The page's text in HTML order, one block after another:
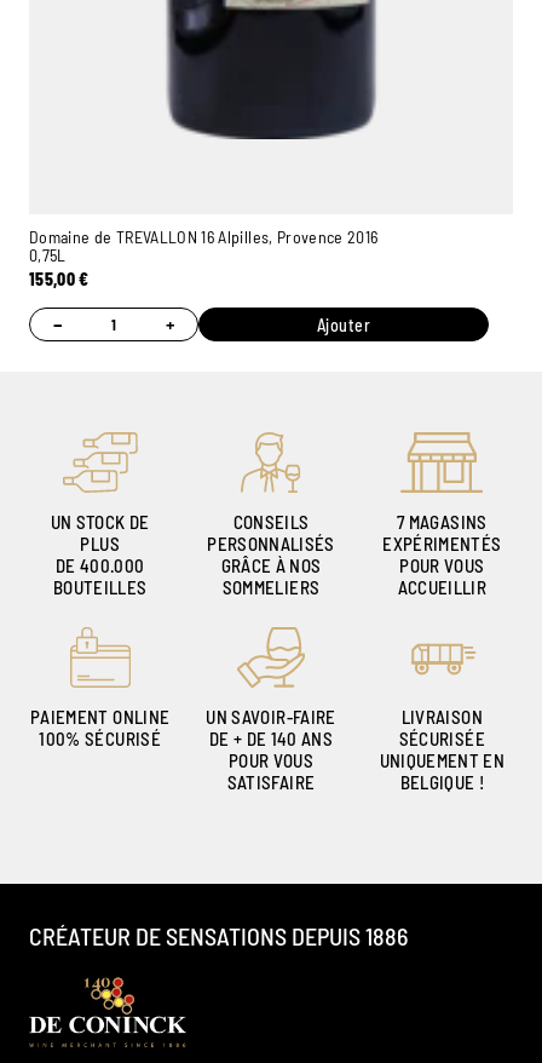
Domaine de TREVALLON 16 Alpilles, Provence 2016
0,75L
155,00€
− + Ajouter
UN STOCK DE
PLUS
DE 400.000
BOUTEILLES
CONSEILS
PERSONNALISÉS
GRÂCE À NOS
SOMMELIERS
7 MAGASINS
EXPÉRIMENTÉS
POUR VOUS
ACCUEILLIR
PAIEMENT ONLINE
100% SÉCURISÉ
UN SAVOIR-FAIRE
DE + DE 140 ANS
POUR VOUS
SATISFAIRE
LIVRAISON
SÉCURISÉE
UNIQUEMENT EN
BELGIQUE !
CRÉATEUR DE SENSATIONS DEPUIS 1886